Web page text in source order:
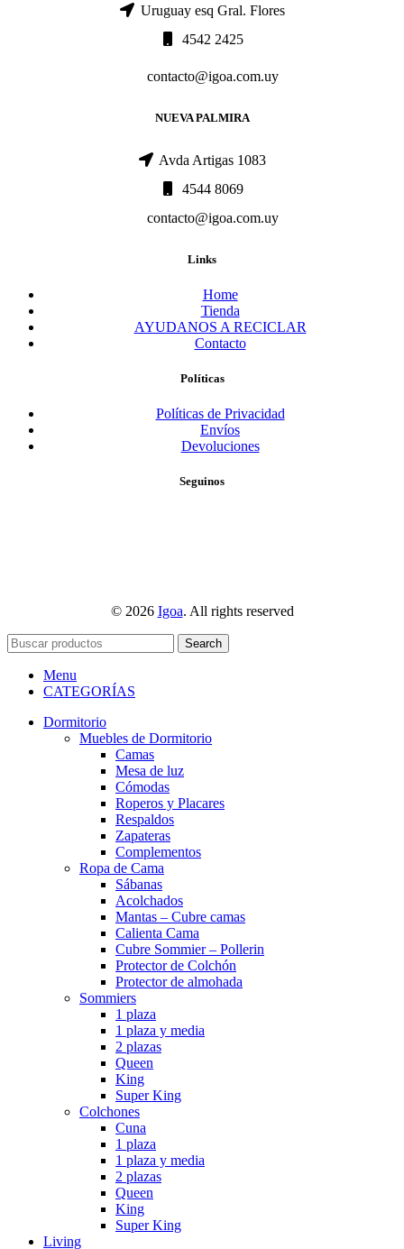
Uruguay esq Gral. Flores
4542 2425
contacto@igoa.com.uy
NUEVA PALMIRA
Avda Artigas 1083
4544 8069
contacto@igoa.com.uy
Links
Home
Tienda
AYUDANOS A RECICLAR
Contacto
Políticas
Políticas de Privacidad
Envíos
Devoluciones
Seguinos
© 2026 Igoa. All rights reserved
Search
Menu
CATEGORÍAS
Dormitorio
Muebles de Dormitorio
Camas
Mesa de luz
Cómodas
Roperos y Placares
Respaldos
Zapateras
Complementos
Ropa de Cama
Sábanas
Acolchados
Mantas – Cubre camas
Calienta Cama
Cubre Sommier – Pollerin
Protector de Colchón
Protector de almohada
Sommiers
1 plaza
1 plaza y media
2 plazas
Queen
King
Super King
Colchones
Cuna
1 plaza
1 plaza y media
2 plazas
Queen
King
Super King
Living